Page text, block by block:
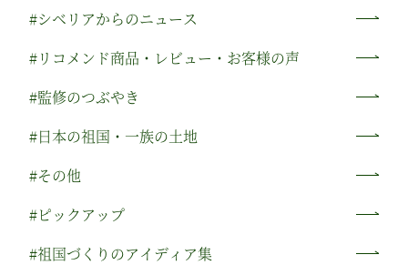
#シベリアからのニュース
#リコメンド商品・レビュー・お客様の声
#監修のつぶやき
#日本の祖国・一族の土地
#その他
#ピックアップ
#祖国づくりのアイディア集